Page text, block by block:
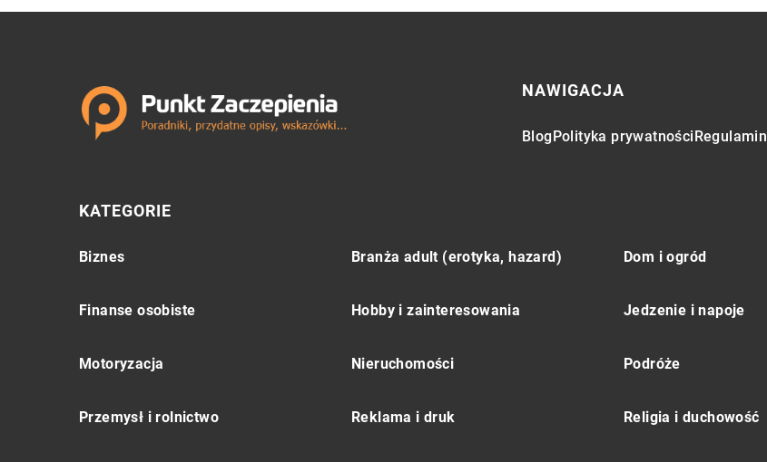
NAWIGACJA
BlogPolityka prywatnościRegulamin
KATEGORIE
Biznes Branża adult (erotyka, hazard) Dom i ogród
Finanse osobiste Hobby i zainteresowania Jedzenie i napoje
Motoryzacja Nieruchomości Podróże
Przemysł i rolnictwo Reklama i druk Religia i duchowość